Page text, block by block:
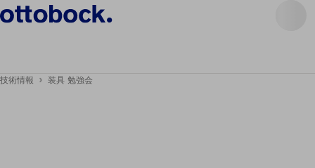
技術情報 装具 勉強会